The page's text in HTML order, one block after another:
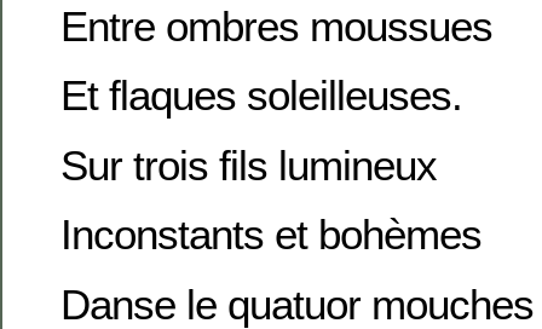
Entre ombres moussues
Et flaques soleilleuses.
Sur trois fils lumineux
Inconstants et bohèmes
Danse le quatuor